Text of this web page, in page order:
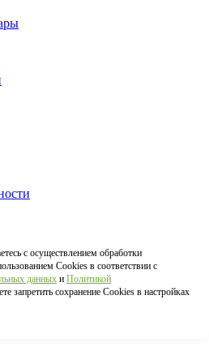
на сайте, носит
ни в коем случае не является
ст. 437 ГК РФ.
любую электронную форму на
на обработку своих
с осуществлением обработки
Cookies в соответствии с
данных и Политикой
запретить сохранение Cookies в настройках